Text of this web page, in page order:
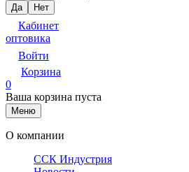
Да Нет
Кабинет
оптовика
Войти
Корзина
0
Ваша корзина пуста
Меню
О компании
ССК Индустрия